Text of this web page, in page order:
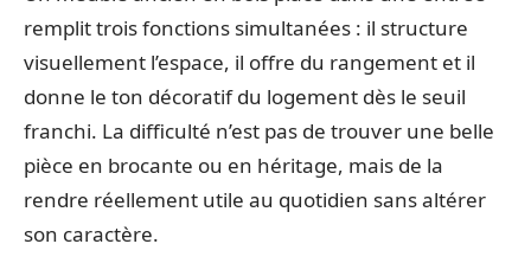
remplit trois fonctions simultanées : il structure
visuellement l’espace, il offre du rangement et il
donne le ton décoratif du logement dès le seuil
franchi. La difficulté n’est pas de trouver une belle
pièce en brocante ou en héritage, mais de la
rendre réellement utile au quotidien sans altérer
son caractère.